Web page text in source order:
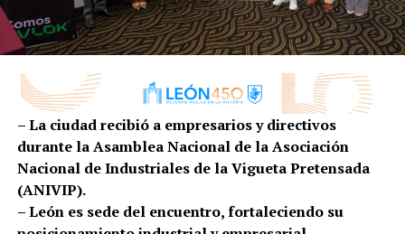
Miriam Lino, vecina
Paseos de la Castellana
mencionó: “Yo llego de
trabajar en la noche, y me
siento más segura con la
iluminación porque al
abrir mi cochera puedo
– La ciudad recibió a empresarios y directivos
durante la Asamblea Nacional de la Asociación
Nacional de Industriales de la Vigueta Pretensada
(ANIVIP).
– León es sede del encuentro, fortaleciendo su